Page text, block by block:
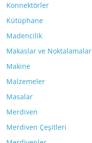
Konnektörler
Kütüphane
Madencilik
Makaslar ve Noktalamalar
Makine
Malzemeler
Masalar
Merdiven
Merdiven Çeşitleri